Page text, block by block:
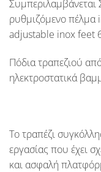
Συμπεριλαμβάνεται
ρυθμιζόμενο πέλμα
adjustable inox feet
Πόδια τραπεζιού
ηλεκτροστατικά
Το τραπέζι
εργασίας που έχει
και ασφαλή